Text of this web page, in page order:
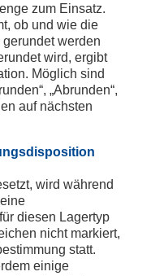
zum Einsatz.
ob und wie die
werden
wird, ergibt
Möglich sind
„Abrunden“,
auf nächsten
wird während
diesen Lagertyp
nicht markiert,
statt.
einige